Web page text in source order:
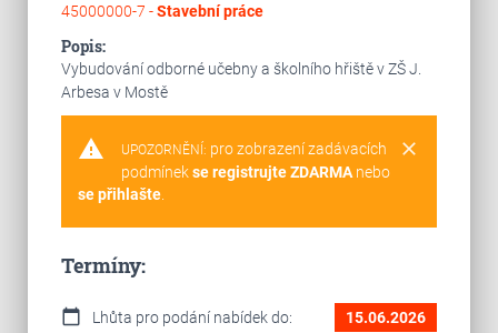
45000000-7 -Stavební práce
Popis:
Vybudování odborné učebny a školního hřiště v ZŠ J.
Arbesa v Mostě
warning clear
UPOZORNĚNÍ: pro zobrazení zadávacích
podmínekse registrujte ZDARMAnebo
se přihlašte.
Termíny:
calendar_today Lhůta pro podání nabídek do: 15.06.2026